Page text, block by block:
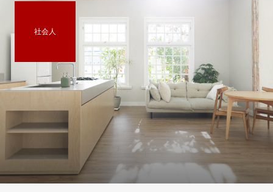
社会人